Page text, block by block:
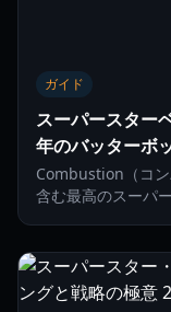
ガイド
スーパースター
年のバッターボ
Combustion（コ
含む最高のスーパ